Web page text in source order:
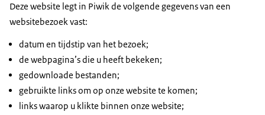
Deze website legt in Piwik de volgende gegevens van een
websitebezoek vast:
datum en tijdstip van het bezoek;
de webpagina’s die u heeft bekeken;
gedownloade bestanden;
gebruikte links om op onze website te komen;
links waarop u klikte binnen onze website;